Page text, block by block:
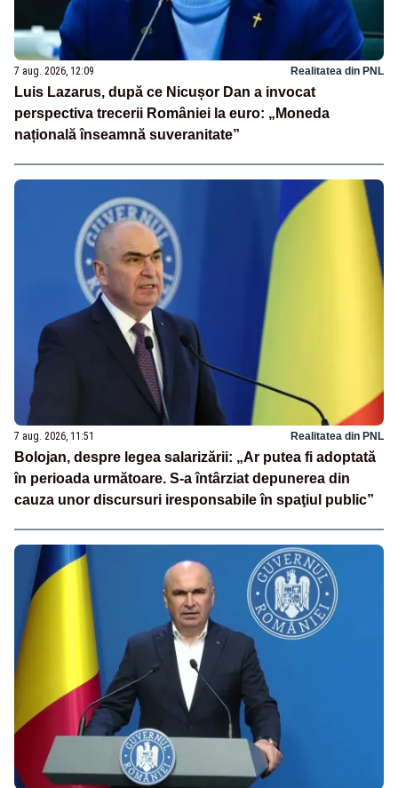
7 aug. 2026, 12:09 Realitatea din PNL
Luis Lazarus, după ce Nicușor Dan a invocat
perspectiva trecerii României la euro: „Moneda
națională înseamnă suveranitate”
7 aug. 2026, 11:51 Realitatea din PNL
Bolojan, despre legea salarizării: „Ar putea fi adoptată
în perioada următoare. S-a întârziat depunerea din
cauza unor discursuri iresponsabile în spaţiul public”